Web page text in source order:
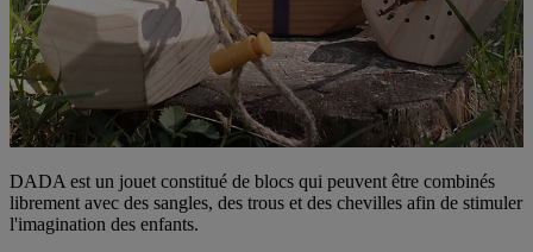
DADA est un jouet constitué de blocs qui peuvent être combinés
librement avec des sangles, des trous et des chevilles afin de stimuler
l'imagination des enfants.